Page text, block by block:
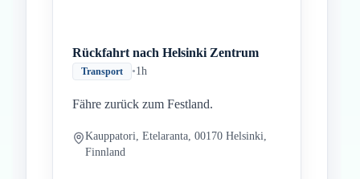
Rückfahrt nach Helsinki Zentrum
Transport •1h
Fähre zurück zum Festland.
Kauppatori, Etelaranta, 00170 Helsinki,
Finnland